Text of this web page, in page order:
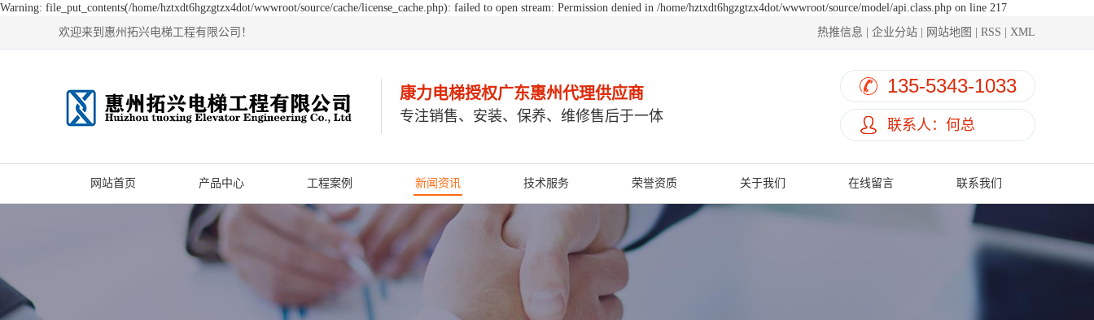
Warning: file_put_contents(/home/hztxdt6hgzgtzx4dot/wwwroot/source/cache/license_cache.php): failed to open stream: Permission denied in /home/hztxdt6hgzgtzx4dot/wwwroot/source/model/api.class.php on line 217
欢迎来到惠州拓兴电梯工程有限公司！
热推信息 企业分站 网站地图 RSS XML
康力电梯授权广东惠州代理供应商
专注销售、安装、保养、维修售后于一体
135-5343-1033
联系人：何总
网站首页 产品中心 工程案例 新闻资讯 技术服务 荣誉资质 关于我们 在线留言 联系我们